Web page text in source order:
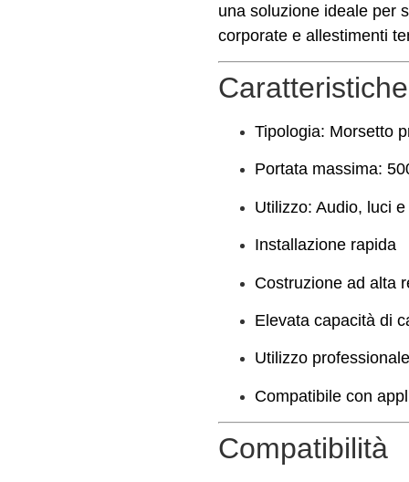
una soluzione ideale per
corporate e allestimenti
Tipologia: Morsetto
Portata massima:
Utilizzo: Audio, luci
Installazione rapida
Costruzione ad alta
Elevata capacità di
Utilizzo
Compatibile con
Compatibilità